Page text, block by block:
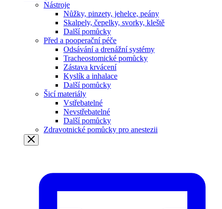
Nástroje
Nůžky, pinzety, jehelce, peány
Skalpely, čepelky, svorky, kleště
Další pomůcky
Před a pooperační péče
Odsávání a drenážní systémy
Tracheostomické pomůcky
Zástava krvácení
Kyslík a inhalace
Další pomůcky
Šicí materiály
Vstřebatelné
Nevstřebatelné
Další pomůcky
Zdravotnické pomůcky pro anestezii